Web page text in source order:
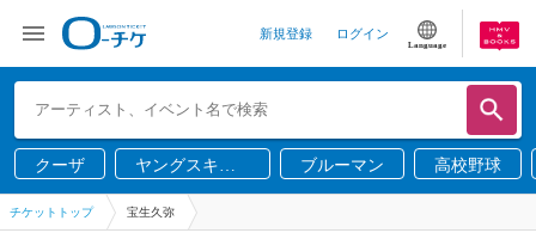
新規登録 ログイン
Language
クーザ
ヤングスキニ
ー
ブルーマン 高校野球
チケットトップ 宝生久弥